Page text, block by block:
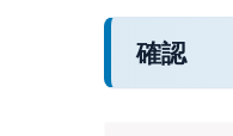
確認